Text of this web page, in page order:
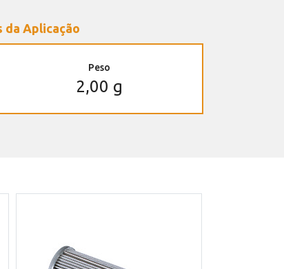
da Aplicação
Peso
2,00 g